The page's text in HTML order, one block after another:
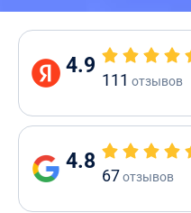
4.9
111 отзывов
4.8
67отзывов